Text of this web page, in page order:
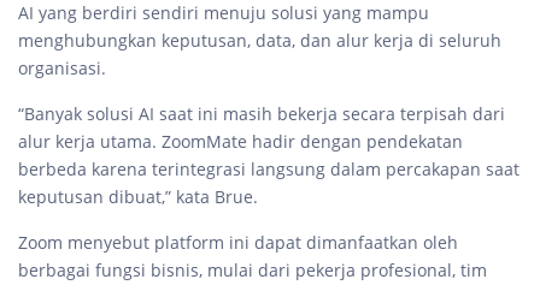
AI yang berdiri sendiri menuju solusi yang mampu
menghubungkan keputusan, data, dan alur kerja di seluruh
organisasi.
“Banyak solusi AI saat ini masih bekerja secara terpisah dari
alur kerja utama. ZoomMate hadir dengan pendekatan
berbeda karena terintegrasi langsung dalam percakapan saat
keputusan dibuat,” kata Brue.
Zoom menyebut platform ini dapat dimanfaatkan oleh
berbagai fungsi bisnis, mulai dari pekerja profesional, tim